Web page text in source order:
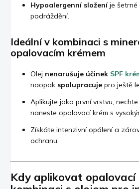
Hypoalergenní složeníje šetrné
podráždění.
Ideální v kombinaci s
opalovacím krémem
Olej nenarušuje účinek SPF
naopak spolupracuje pro ještě
Aplikujte jako první vrstvu,
naneste opalovací krém s
Získáte intenzivní opálení a
ochranu.
Kdy aplikovat opalovací